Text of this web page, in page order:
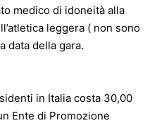
medico di idoneità alla
leggera ( non sono
data della gara.
in Italia costa 30,00
Ente di Promozione